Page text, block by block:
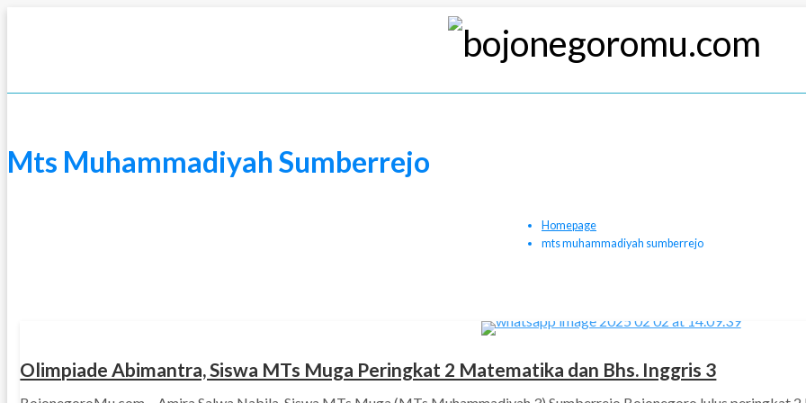
Mts Muhammadiyah Sumberrejo
Homepage
mts muhammadiyah sumberrejo
Olimpiade Abimantra, Siswa MTs Muga Peringkat 2 Matematika dan Bhs. Inggris 3